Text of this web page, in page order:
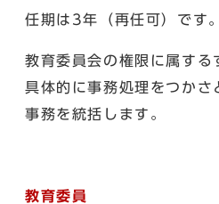
任期は3年（再任可）です。
教育委員会の権限に属する
具体的に事務処理をつかさ
事務を統括します。
教育委員